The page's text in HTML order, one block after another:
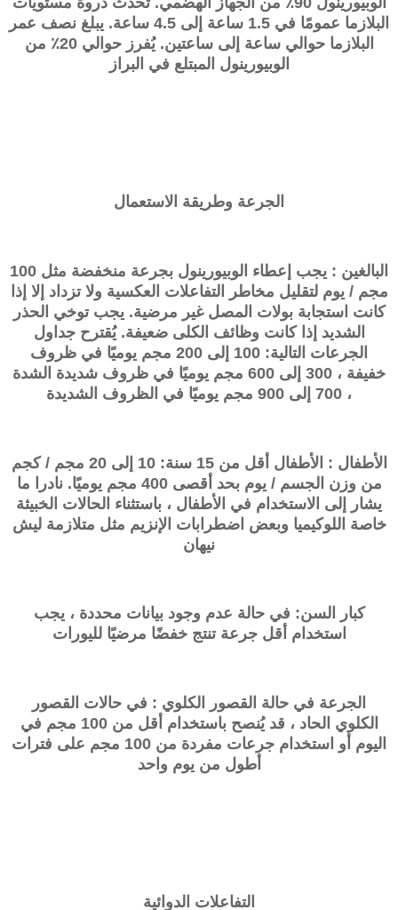
البلازما عمومًا في 1.5 ساعة إلى 4.5 ساعة. يبلغ نصف عمر
البلازما حوالي ساعة إلى ساعتين. يُفرز حوالي 20٪ من
الوبيورينول المبتلع في البراز
الجرعة وطريقة الاستعمال
البالغين : يجب إعطاء الوبيورينول بجرعة منخفضة مثل 100
مجم / يوم لتقليل مخاطر التفاعلات العكسية ولا تزداد إلا إذا
كانت استجابة بولات المصل غير مرضية. يجب توخي الحذر
الشديد إذا كانت وظائف الكلى ضعيفة. يُقترح جداول
الجرعات التالية: 100 إلى 200 مجم يوميًا في ظروف
خفيفة ، 300 إلى 600 مجم يوميًا في ظروف شديدة الشدة
، 700 إلى 900 مجم يوميًا في الظروف الشديدة
الأطفال : الأطفال أقل من 15 سنة: 10 إلى 20 مجم / كجم
من وزن الجسم / يوم بحد أقصى 400 مجم يوميًا. نادرا ما
يشار إلى الاستخدام في الأطفال ، باستثناء الحالات الخبيثة
خاصة اللوكيميا وبعض اضطرابات الإنزيم مثل متلازمة ليش
نيهان
كبار السن: في حالة عدم وجود بيانات محددة ، يجب
استخدام أقل جرعة تنتج خفضًا مرضيًا لليورات
الجرعة في حالة القصور الكلوي : في حالات القصور
الكلوي الحاد ، قد يُنصح باستخدام أقل من 100 مجم في
اليوم أو استخدام جرعات مفردة من 100 مجم على فترات
أطول من يوم واحد
التفاعلات الدوائية